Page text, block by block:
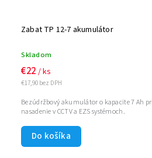
Zabat TP 12-7 akumulátor
Skladom
€17,90 bez DPH
€22 / ks
Do košíka
Bezúdržbový akumulátor o kapacite 7 Ah
nasadenie v CCTV a EZS systémoch.